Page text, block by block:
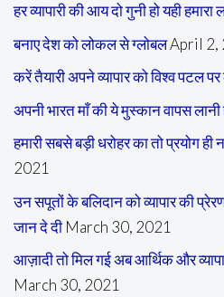
हर व्यापारी की आय दो गुनी हो यही हमारा
बनाए देश को लोकल से ग्लोबलApril 2,
करें तैयारी अपने व्यापार को विश्व पटल
अपनी भारत माँ की ये मुस्कान वापस लानी
हमारी सबसे बड़ी धरोहर का तो प्रयोग ही
2021
उन सपूतों के बलिदान को व्यापार की
जान दे दी March 30, 2021
आज़ादी तो मिल गई अब आर्थिक और
March 30, 2021